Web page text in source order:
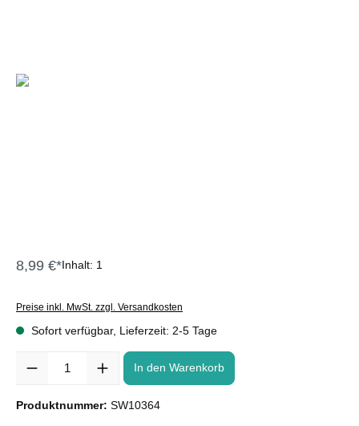
8,99 €*Inhalt: 1
Preise inkl. MwSt. zzgl. Versandkosten
Sofort verfügbar, Lieferzeit: 2-5 Tage
In den Warenkorb
Produktnummer: SW10364